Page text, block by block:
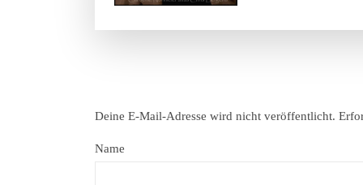
Deine E-Mail-Adresse wird nicht veröffentlicht.
Name